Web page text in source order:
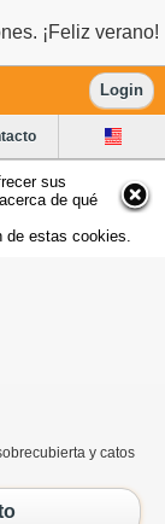
¡Feliz verano!
Login
sus
de qué
estas cookies.
y catos